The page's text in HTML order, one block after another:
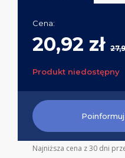
Cena:
20,92 zł
Produkt niedostępny
Najniższa cena z 30 dni